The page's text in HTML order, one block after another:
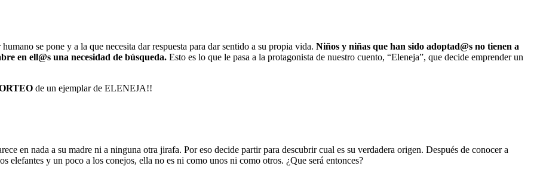
se pone y a la que necesita dar respuesta para dar sentido a su propia vida. Niños y niñas que han sido adoptad@s no tienen a
en ell@s una necesidad de búsqueda. Esto es lo que le pasa a la protagonista de nuestro cuento, “Eleneja”, que decide emprender un
de un ejemplar de ELENEJA!!
en nada a su madre ni a ninguna otra jirafa. Por eso decide partir para descubrir cual es su verdadera origen. Después de conocer a
elefantes y un poco a los conejos, ella no es ni como unos ni como otros. ¿Que será entonces?